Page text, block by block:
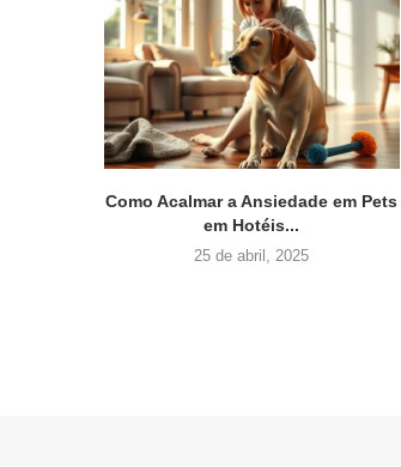
Como Acalmar a Ansiedade em Pets
em Hotéis...
25 de abril, 2025